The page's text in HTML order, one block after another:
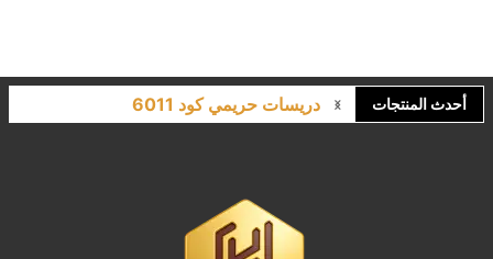
أحدث المنتجات
دريسات حريمي كود 6011